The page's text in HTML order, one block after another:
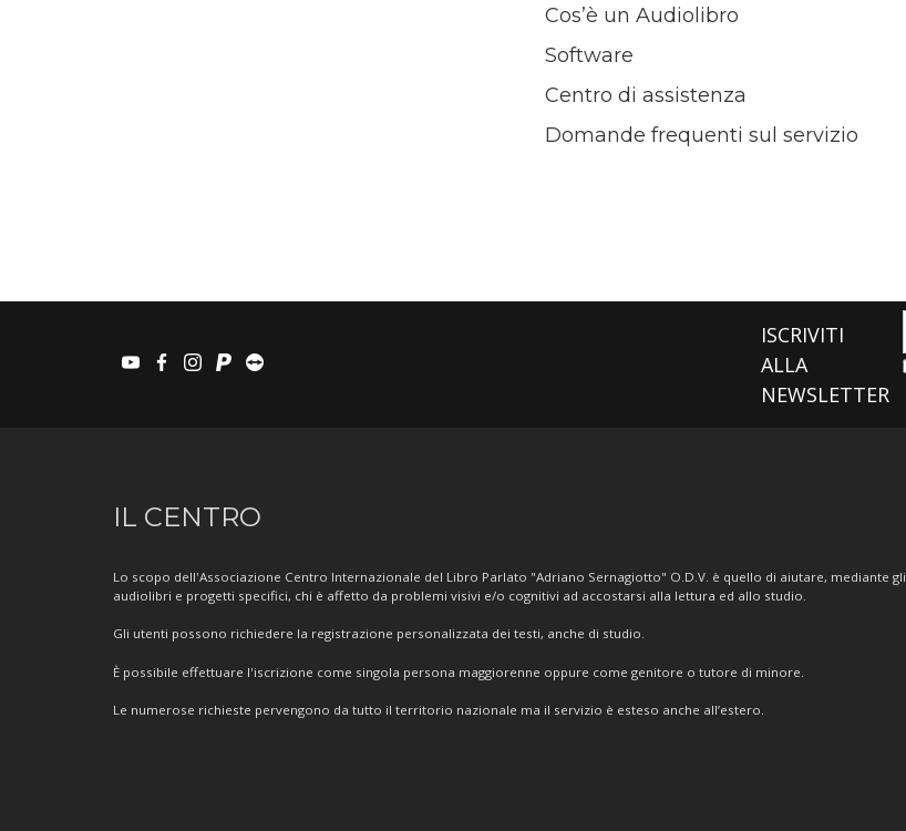
Cos’è un Audiolibro
Software
Centro di assistenza
Domande frequenti sul servizio
youtubefacebook
instagram
paypalteamviewer
ISCRIVITI
ALLA
NEWSLETTER
Informazioni
IL CENTRO
Lo scopo dell'Associazione Centro Internazionale del Libro Parlato "Adriano Sernagiotto" O.D.V. è quello di aiutare, mediante gli
audiolibri e progetti specifici, chi è affetto da problemi visivi e/o cognitivi ad accostarsi alla lettura ed allo studio.
Gli utenti possono richiedere la registrazione personalizzata dei testi, anche di studio.
È possibile effettuare l'iscrizione come singola persona maggiorenne oppure come genitore o tutore di minore.
Le numerose richieste pervengono da tutto il territorio nazionale ma il servizio è esteso anche all’estero.